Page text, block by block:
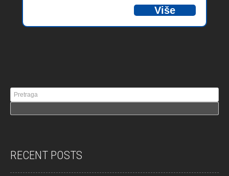
kandidate da se prijave na konkurs za
Više
RECENT POSTS